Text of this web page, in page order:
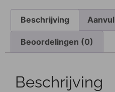
Beschrijving
Beoordelingen (0)
Beschrijving